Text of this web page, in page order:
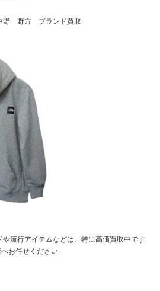
野方 ブランド買取
や流行アイテムなどは、特に高価買取中です
お任せください